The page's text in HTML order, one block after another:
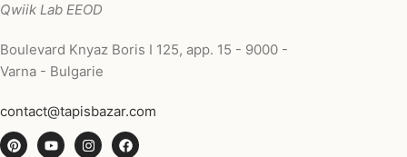
Qwiik Lab EEOD
Boulevard Knyaz Boris I 125, app. 15 - 9000 -
Varna - Bulgarie
contact@tapisbazar.com